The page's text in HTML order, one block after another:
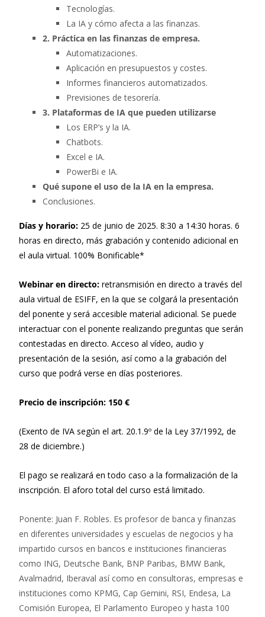
Tecnologías.
La IA y cómo afecta a las finanzas.
2. Práctica en las finanzas de empresa.
Automatizaciones.
Aplicación en presupuestos y costes.
Informes financieros automatizados.
Previsiones de tesorería.
3. Plataformas de IA que pueden utilizarse
Los ERP’s y la IA.
Chatbots.
Excel e IA.
PowerBi e IA.
Qué supone el uso de la IA en la empresa.
Conclusiones.
Días y horario: 25 de junio de 2025. 8:30 a 14:30 horas. 6
horas en directo, más grabación y contenido adicional en
el aula virtual. 100% Bonificable*
Webinar en directo: retransmisión en directo a través del
aula virtual de ESIFF, en la que se colgará la presentación
del ponente y será accesible material adicional. Se puede
interactuar con el ponente realizando preguntas que serán
contestadas en directo. Acceso al vídeo, audio y
presentación de la sesión, así como a la grabación del
curso que podrá verse en días posteriores.
Precio de inscripción: 150 €
(Exento de IVA según el art. 20.1.9º de la Ley 37/1992, de
28 de diciembre.)
El pago se realizará en todo caso a la formalización de la
inscripción. El aforo total del curso está limitado.
Ponente: Juan F. Robles. Es profesor de banca y finanzas
en diferentes universidades y escuelas de negocios y ha
impartido cursos en bancos e instituciones financieras
como ING, Deutsche Bank, BNP Paribas, BMW Bank,
Avalmadrid, Iberaval así como en consultoras, empresas e
instituciones como KPMG, Cap Gemini, RSI, Endesa, La
Comisión Europea, El Parlamento Europeo y hasta 100